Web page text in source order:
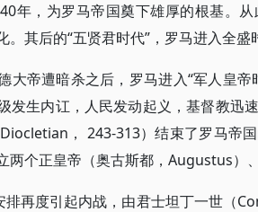
年，为罗马帝国奠下雄厚的根基。
其后的“五贤君时代”，罗马进入全盛
大帝遭暗杀之后，罗马进入“军人皇
发生内讧，人民发动起义，基督教迅
， 243-313）结束了罗马帝
两个正皇帝（奥古斯都，Augustus）
排再度引起内战，由君士坦丁一世（